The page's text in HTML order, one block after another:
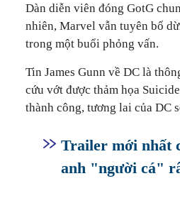
Dàn diễn viên đóng GotG
nhiên, Marvel vẫn tuyên bố
trong một buổi phỏng vấn.
Tin James Gunn về DC là
cứu vớt được thảm họa
thành công, tương lai của DC
Trailer mới nhất
anh "người cá"